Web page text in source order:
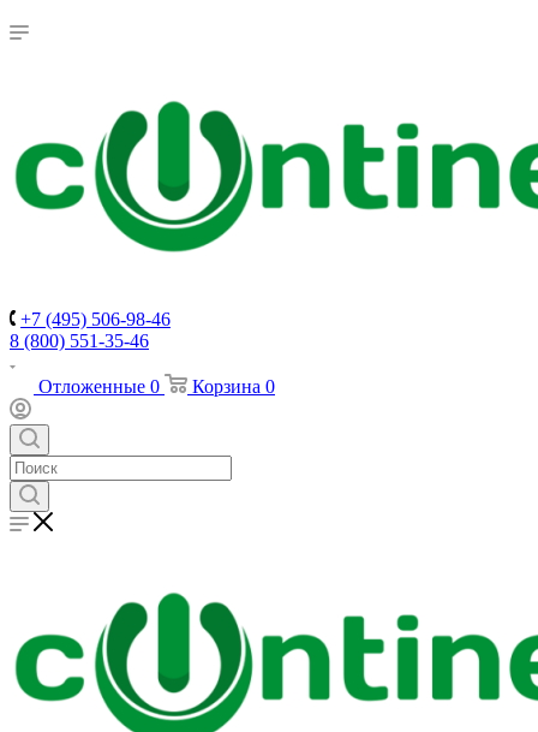
+7 (495) 506-98-46
8 (800) 551-35-46
Отложенные 0 Корзина 0